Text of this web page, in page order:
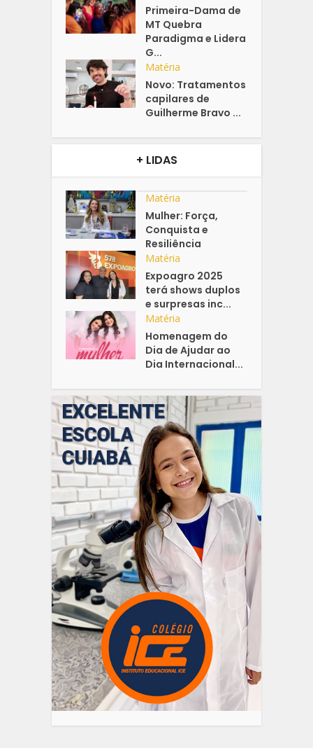
Primeira-Dama de
MT Quebra
Paradigma e Lidera
G...
Matéria
Novo: Tratamentos
capilares de
Guilherme Bravo ...
+ LIDAS
Matéria
Mulher: Força,
Conquista e
Resiliência
Matéria
Expoagro 2025
terá shows duplos
e surpresas inc...
Matéria
Homenagem do
Dia de Ajudar ao
Dia Internacional...